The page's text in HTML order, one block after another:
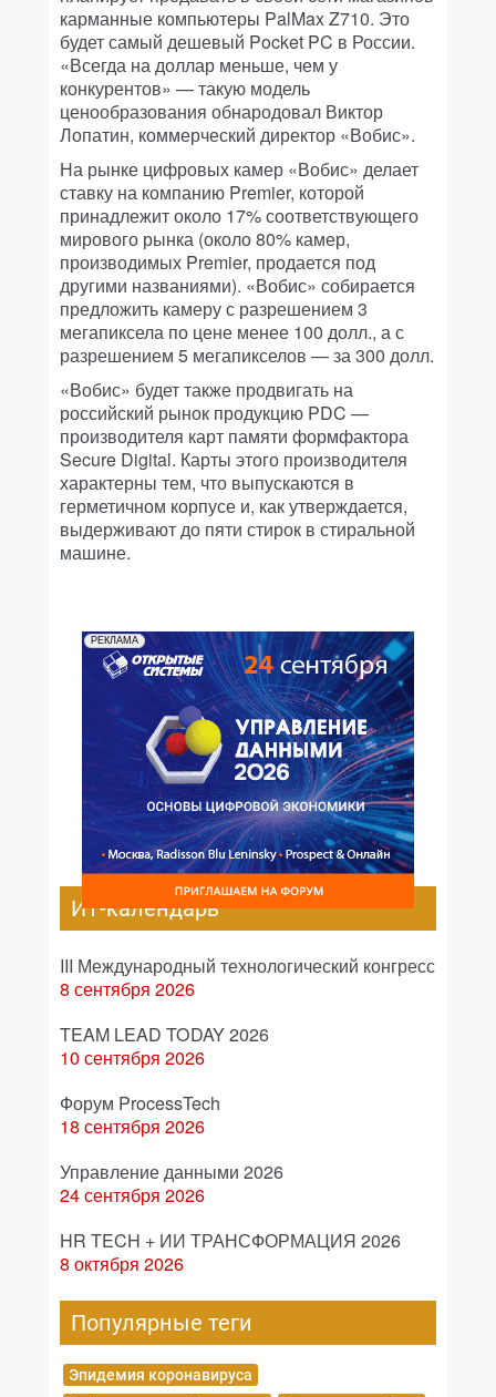
карманные компьютеры PalMax Z710. Это
будет самый дешевый Pocket PC в России.
«Всегда на доллар меньше, чем у
конкурентов» — такую модель
ценообразования обнародовал Виктор
Лопатин, коммерческий директор «Вобис».
На рынке цифровых камер «Вобис» делает
ставку на компанию Premier, которой
принадлежит около 17% соответствующего
мирового рынка (около 80% камер,
производимых Premier, продается под
другими названиями). «Вобис» собирается
предложить камеру с разрешением 3
мегапиксела по цене менее 100 долл., а с
разрешением 5 мегапикселов — за 300 долл.
«Вобис» будет также продвигать на
российский рынок продукцию PDC —
производителя карт памяти формфактора
Secure Digital. Карты этого производителя
характерны тем, что выпускаются в
герметичном корпусе и, как утверждается,
выдерживают до пяти стирок в стиральной
машине.
РЕКЛАМА
ИТ-календарь
III Международный технологический конгресс
8 сентября 2026
TEAM LEAD TODAY 2026
10 сентября 2026
Форум ProcessTech
18 сентября 2026
Управление данными 2026
24 сентября 2026
HR TECH + ИИ ТРАНСФОРМАЦИЯ 2026
8 октября 2026
Популярные теги
Эпидемия коронавируса